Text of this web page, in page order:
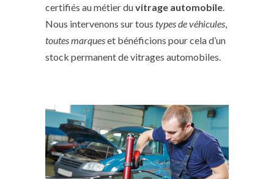
certifiés au métier duvitrage automobile
Nous intervenons sur tous types de véhicules
toutes marqueset bénéficions pour cela d’un
stock permanent de vitrages automobiles.